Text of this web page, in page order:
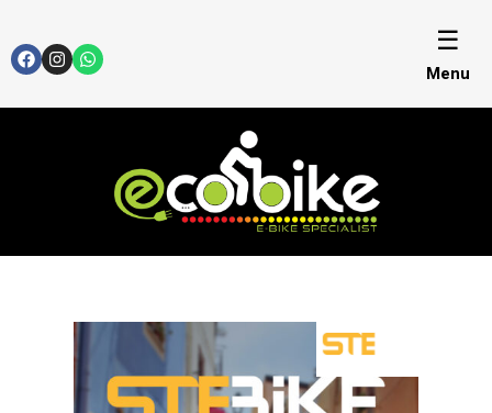
☰
Menu